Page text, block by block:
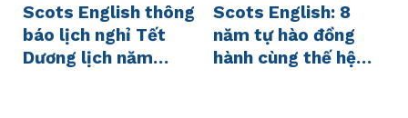
Scots English thông
báo lịch nghỉ Tết
Dương lịch năm
Scots English: 8
năm tự hào đồng
hành cùng thế hệ